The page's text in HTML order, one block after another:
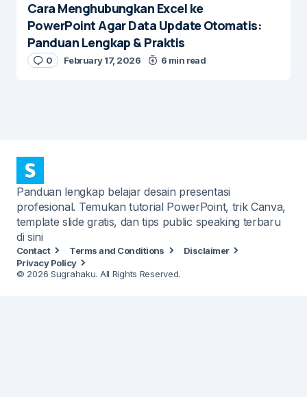
Cara Menghubungkan Excel ke
PowerPoint Agar Data Update Otomatis:
Panduan Lengkap & Praktis
0 February 17, 2026 6 min read
Panduan lengkap belajar desain presentasi
profesional. Temukan tutorial PowerPoint, trik Canva,
template slide gratis, dan tips public speaking terbaru
di sini
Contact Terms and Conditions
Disclaimer
Privacy Policy
© 2026 Sugrahaku. All Rights Reserved.